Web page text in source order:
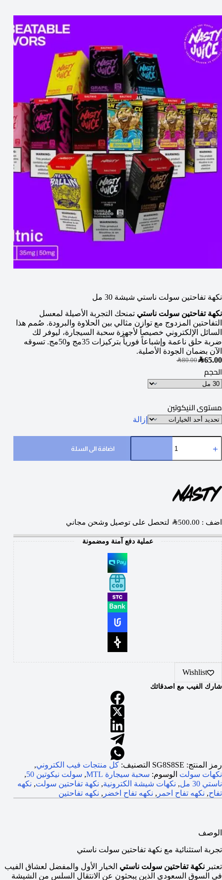
نكهة تفاحتين سولت ناستي شيشة 30 مل
نكهة تفاحتين سولت ناستي تمنحك التجربة الأصيلة لمعسل
التفاحتين المزدوج مع توازن مثالي بين الحلاوة والبرودة. صُمم هذا
السائل الإلكتروني خصيصاً لأجهزة سحبة السيجارة، ليوفر لك
ضربة حلق ناعمة وإشباعاً فورياً بتركيزات 35مج و50مج. تسوقه
الآن بضمان الجودة الأصلية.
SAR80.00SAR65.00
الحجم
مستوى النيكوتين
إزالة
اضافة الى السلة
اضف : SAR500.00 لتحصل على توصيل وشحن مجاني
عملية دفع آمنة ومضمونة
Wishlist
شارك الفيب مع اصدقائك
رمز المنتج: SG8S8SE التصنيف: كل منتجات فيب الكتروني,
نكهات سولت الوسوم: سحبة سيجارة MTL , سولت نيكوتين 50
,
ناستي 30 مل
, نكهات شيشة الكترونية, نكهة تفاحتين سولت, نكهه
تفاح, نكهه تفاح احمر , نكهه تفاح اخضر , نكهه تفاحتين
الوصف
تجربة استثنائية مع نكهة تفاحتين سولت ناستي
تعتبر نكهة تفاحتين سولت ناستي الخيار الأول والمفضل لعشاق الفيب
في السوق السعودي الذين يبحثون عن الانتقال السلس من الشيشة